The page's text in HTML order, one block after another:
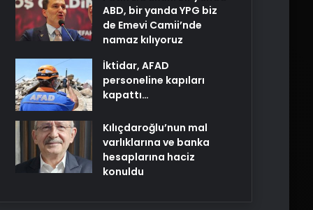
ABD, bir yanda YPG biz
de Emevi Camii’nde
namaz kılıyoruz
İktidar, AFAD
personeline kapıları
kapattı…
Kılıçdaroğlu’nun mal
varlıklarına ve banka
hesaplarına haciz
konuldu